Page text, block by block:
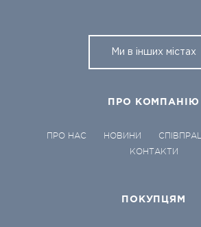
Ми в інших містах
ПРО КОМПАНІЮ
ПРО НАС НОВИНИ
КОНТАКТИ
ПОКУПЦЯМ